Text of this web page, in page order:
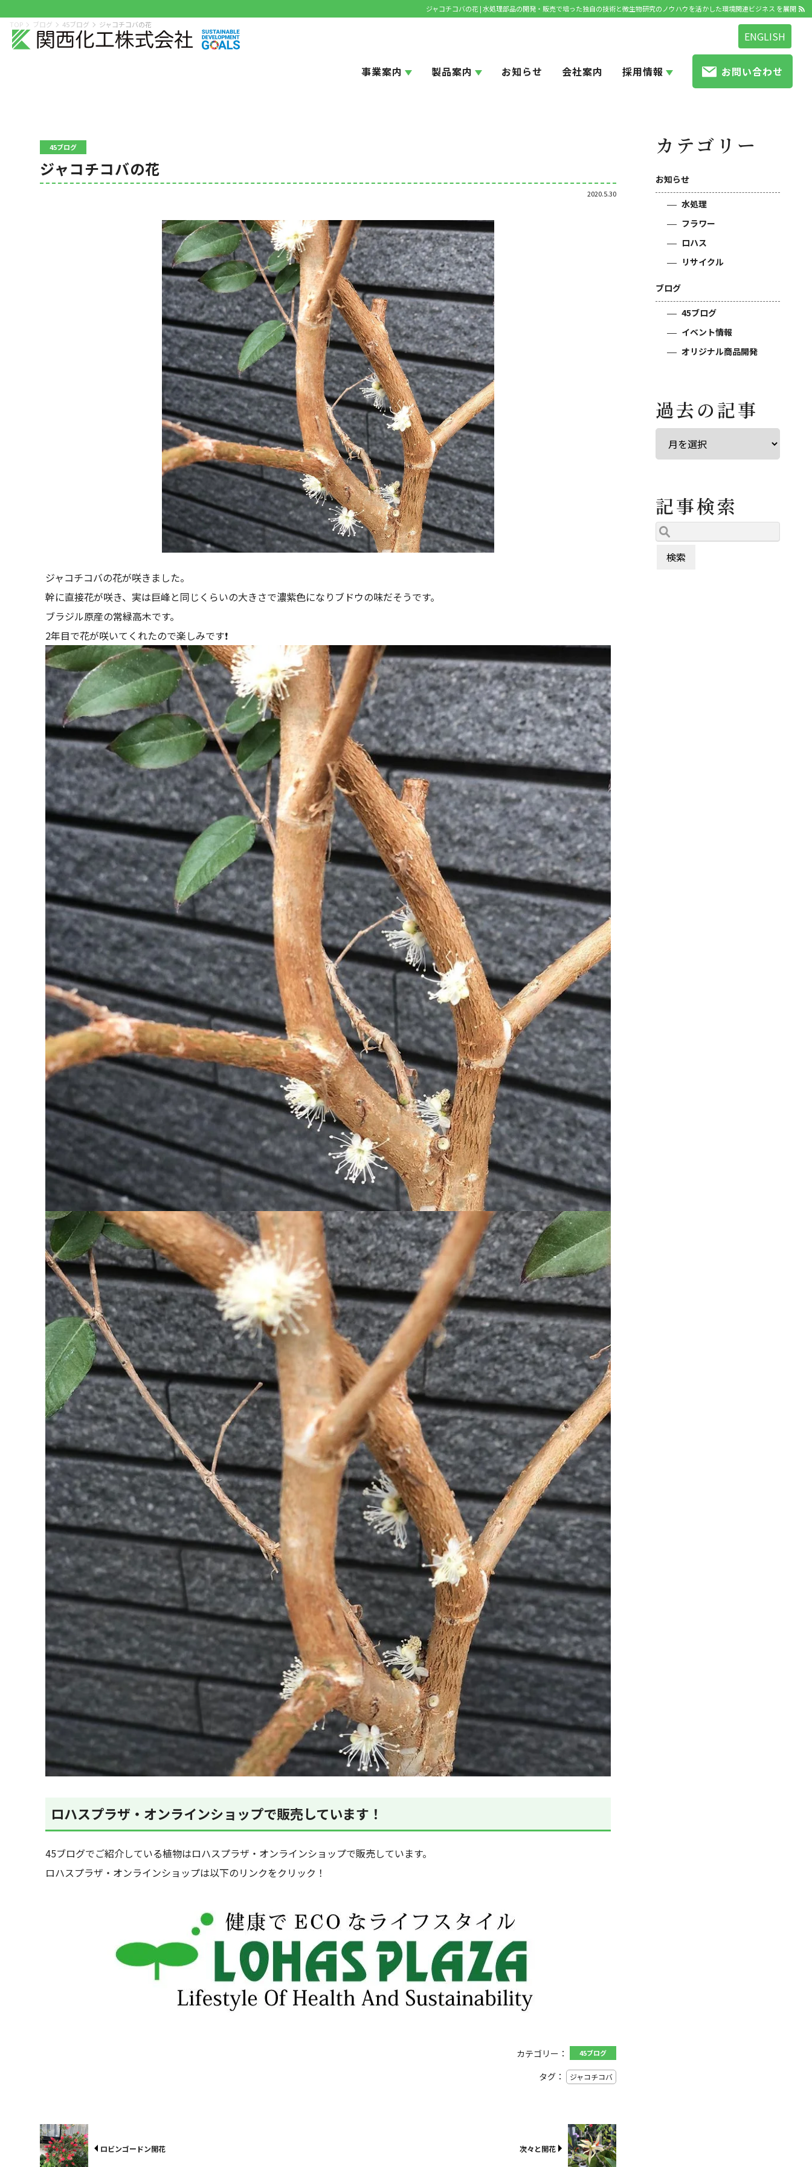
ジャコチコバの花 | 水処理部品の開発・販売で培った独自の技術と微生物研究のノウハウを活かした環境関連ビジネス を展開
ENGLISH
事業案内 製品案内 お知らせ 会社案内 採用情報 お問い合わせ
TOP ブログ 45ブログ ジャコチコバの花
45ブログ
ジャコチコバの花
2020.5.30
ジャコチコバの花が咲きました。
幹に直接花が咲き、実は巨峰と同じくらいの大きさで濃紫色になりブドウの味だそうです。
ブラジル原産の常緑高木です。
2年目で花が咲いてくれたので楽しみです❗️
ロハスプラザ・オンラインショップで販売しています！
45ブログでご紹介している植物はロハスプラザ・オンラインショップで販売しています。
ロハスプラザ・オンラインショップは以下のリンクをクリック！
カテゴリー： 45ブログ
タグ： ジャコチコバ
ロビンゴードン開花 次々と開花
カテゴリー
お知らせ
水処理
フラワー
ロハス
リサイクル
ブログ
45ブログ
イベント情報
オリジナル商品開発
過去の記事
記事検索